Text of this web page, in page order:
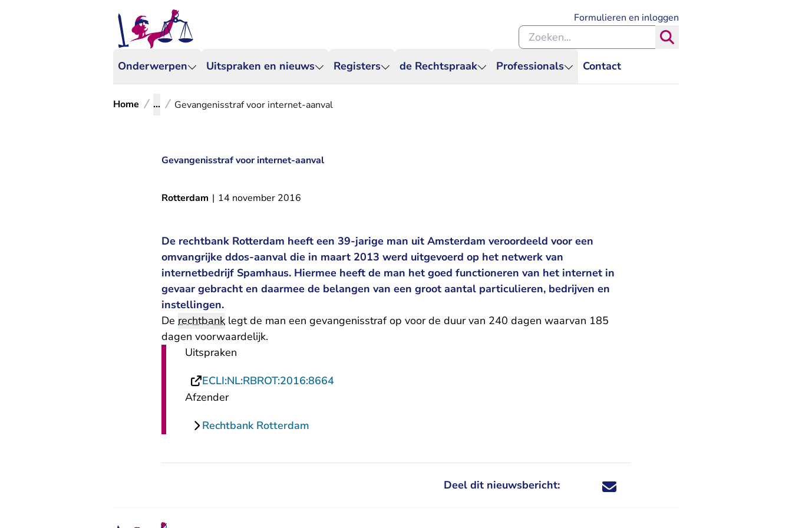
Onderwerpen Uitspraken en nieuws Registers de Rechtspraak Professionals Contact
Formulieren en inloggen
Zoeken binnen de Rechtspraak
Home ... Gevangenisstraf voor internet-aanval
Gevangenisstraf voor internet-aanval
Rotterdam | 14 november 2016
De rechtbank Rotterdam heeft een 39-jarige man uit Amsterdam veroordeeld voor een
omvangrijke ddos-aanval die in maart 2013 werd uitgevoerd op het netwerk van
internetbedrijf Spamhaus. Hiermee heeft de man het goed functioneren van het internet in
gevaar gebracht en daarmee de belangen van een groot aantal particulieren, bedrijven en
instellingen.
De rechtbank legt de man een gevangenisstraf op voor de duur van 240 dagen waarvan 185
dagen voorwaardelijk.
Uitspraken
ECLI:NL:RBROT:2016:8664- U verlaat Rechtspraak.nl
Afzender
Rechtbank Rotterdam
Deel dit nieuwsbericht: Deel dit nieuwsbericht via X - U verlaat
Deel dit nieuwsbericht via Facebook - U
Deel dit nieuwsbericht via e-mail
Deel dit nieuwsbericht via LinkedIn - U